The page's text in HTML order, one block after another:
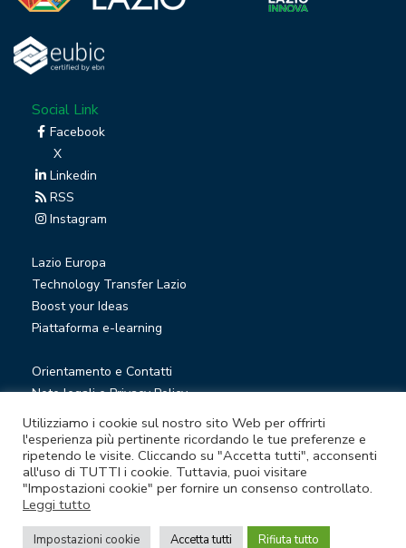
Social Link
Facebook
X
Linkedin
RSS
Instagram
Lazio Europa
Technology Transfer Lazio
Boost your Ideas
Piattaforma e-learning
Orientamento e Contatti
Note legali e Privacy Policy
Privacy Newsletter
Società trasparente
Whistleblowing
© Lazio Innova S.p.A. società soggetta a direzione e
coordinamento della Regione Lazio
Utilizziamo i cookie sul nostro sito Web per offrirti
l'esperienza più pertinente ricordando le tue preferenze e
ripetendo le visite. Cliccando su "Accetta tutti", acconsenti
all'uso di TUTTI i cookie. Tuttavia, puoi visitare
"Impostazioni cookie" per fornire un consenso controllato.
Leggi tutto
Impostazioni cookie Accetta tutti Rifiuta tutto